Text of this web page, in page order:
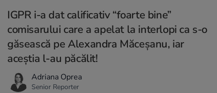
IGPR i-a dat calificativ “foarte bine”
comisarului care a apelat la interlopi ca s-o
găsească pe Alexandra Măceșanu, iar
aceștia l-au păcălit!
Adriana Oprea
Senior Reporter